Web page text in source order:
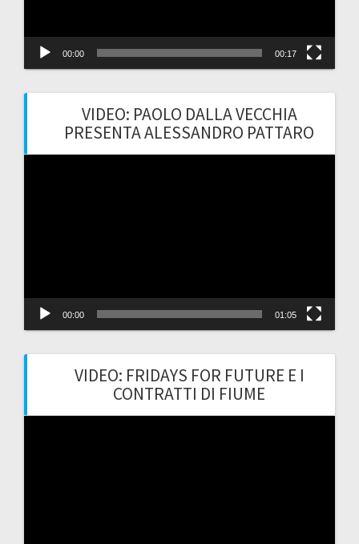
00:00 00:17
VIDEO: PAOLO DALLA VECCHIA
PRESENTA ALESSANDRO PATTARO
00:00 01:05
VIDEO: FRIDAYS FOR FUTURE E I
CONTRATTI DI FIUME